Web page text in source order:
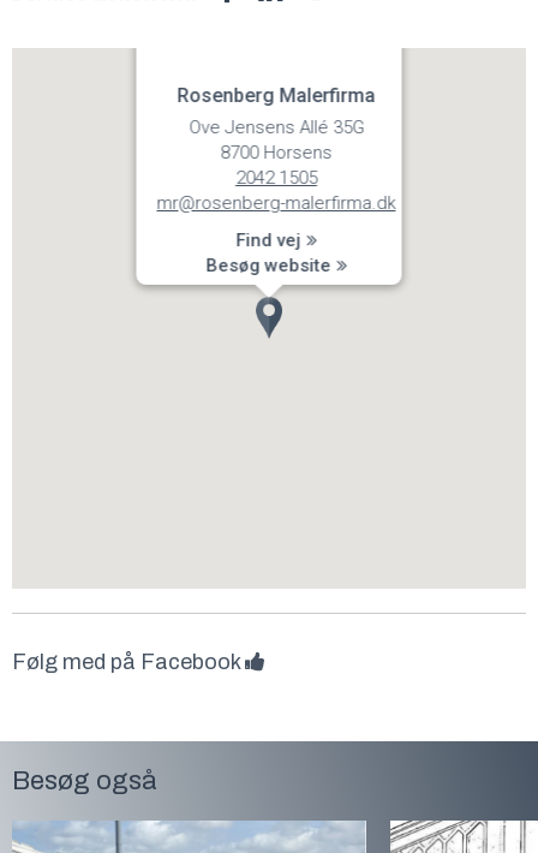
Rosenberg Malerfirma
Ove Jensens Allé 35G
8700 Horsens
2042 1505
mr@rosenberg-malerfirma.dk
Find vej
Besøg website
Følg med på Facebook
Besøg også